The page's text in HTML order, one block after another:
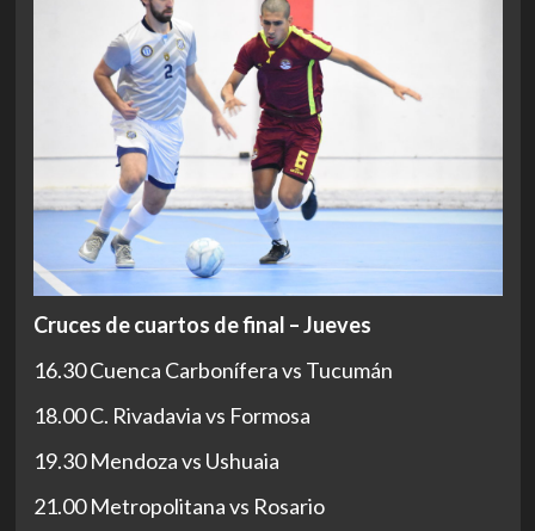
Cruces de cuartos de final – Jueves
16.30 Cuenca Carbonífera vs Tucumán
18.00 C. Rivadavia vs Formosa
19.30 Mendoza vs Ushuaia
21.00 Metropolitana vs Rosario